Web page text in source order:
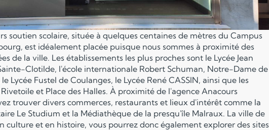
soutien scolaire, située à quelques centaines de mètres du Campus
est idéalement placée puisque nous sommes à proximité des
de la ville. Les établissements les plus proches sont le Lycée Jean
Clotilde, l'école internationale Robert Schuman, Notre-Dame de
Lycée Fustel de Coulanges, le Lycée René CASSIN, ainsi que les
et Place des Halles. À proximité de l'agence Anacours
trouver divers commerces, restaurants et lieux d'intérêt comme la
Le Studium et la Médiathèque de la presqu'île Malraux. La ville de
culture et en histoire, vous pourrez donc également explorer des sites